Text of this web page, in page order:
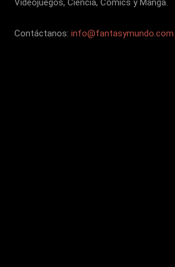
Videojuegos, Ciencia, Cómics y Manga.
Contáctanos: info@fantasymundo.com